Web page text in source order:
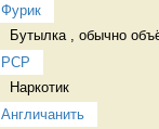
Фурик
Бутылка , обычно
PCP
Наркотик
Англичанить